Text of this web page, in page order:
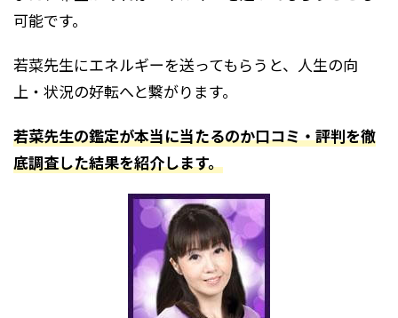
可能です。
若菜先生にエネルギーを送ってもらうと、人生の向
上・状況の好転へと繋がります。
若菜先生の鑑定が本当に当たるのか口コミ・評判を徹
底調査した結果を紹介します。